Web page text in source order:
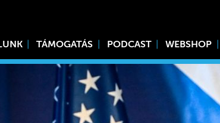
TÁMOGATÁS PODCAST WEBSHOP